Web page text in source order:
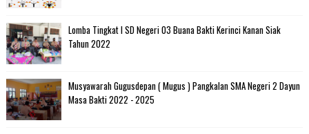
Lomba Tingkat I SD Negeri 03 Buana Bakti Kerinci Kanan Siak
Tahun 2022
Musyawarah Gugusdepan ( Mugus ) Pangkalan SMA Negeri 2 Dayun
Masa Bakti 2022 - 2025